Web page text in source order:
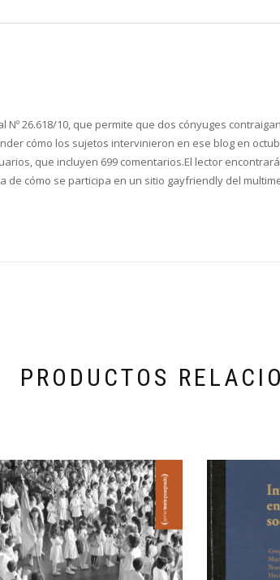
Nº 26.618/10, que permite que dos cónyuges
cómo los sujetos intervinieron en ese blog en
que incluyen 699 comentarios.El lector
cómo se participa en un sitio gayfriendly del
PRODUCTOS